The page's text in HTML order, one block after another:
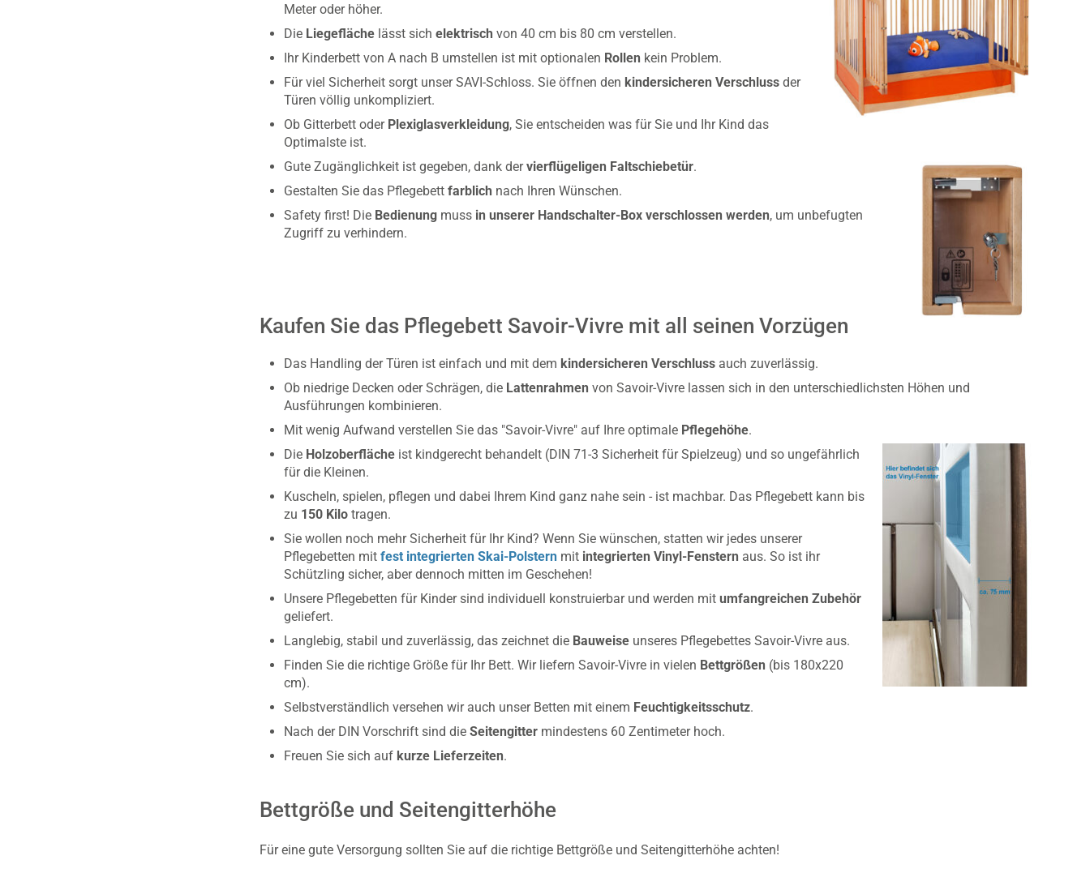
Meter oder höher.
Die Liegefläche lässt sich elektrisch von 40 cm bis 80 cm verstellen.
Ihr Kinderbett von A nach B umstellen ist mit optionalen Rollen kein Problem.
Für viel Sicherheit sorgt unser SAVI-Schloss. Sie öffnen den kindersicheren Verschluss der
Türen völlig unkompliziert.
Ob Gitterbett oder Plexiglasverkleidung, Sie entscheiden was für Sie und Ihr Kind das
Optimalste ist.
Gute Zugänglichkeit ist gegeben, dank dervierflügeligen Faltschiebetür.
Gestalten Sie das Pflegebett farblich nach Ihren Wünschen.
Safety first! Die Bedienung muss in unserer Handschalter-Box verschlossen werden, um unbefugten
Zugriff zu verhindern.
Kaufen Sie das Pflegebett Savoir-Vivre mit all seinen Vorzügen
Das Handling der Türen ist einfach und mit dem kindersicheren Verschluss auch zuverlässig.
Ob niedrige Decken oder Schrägen, die Lattenrahmen von Savoir-Vivre lassen sich in den unterschiedlichsten Höhen und
Ausführungen kombinieren.
Mit wenig Aufwand verstellen Sie das "Savoir-Vivre" auf Ihre optimale Pflegehöhe.
Die Holzoberfläche ist kindgerecht behandelt (DIN 71-3 Sicherheit für Spielzeug) und so ungefährlich
für die Kleinen.
Kuscheln, spielen, pflegen und dabei Ihrem Kind ganz nahe sein - ist machbar. Das Pflegebett kann bis
zu 150 Kilo tragen.
Sie wollen noch mehr Sicherheit für Ihr Kind? Wenn Sie wünschen, statten wir jedes unserer
Pflegebetten mit fest integrierten Skai-Polstern mit integrierten Vinyl-Fenstern aus. So ist ihr
Schützling sicher, aber dennoch mitten im Geschehen!
Unsere Pflegebetten für Kinder sind individuell konstruierbar und werden mit umfangreichen Zubehör
geliefert.
Langlebig, stabil und zuverlässig, das zeichnet die Bauweise unseres Pflegebettes Savoir-Vivre aus.
Finden Sie die richtige Größe für Ihr Bett. Wir liefern Savoir-Vivre in vielen Bettgrößen (bis 180x220
cm).
Selbstverständlich versehen wir auch unser Betten mit einem Feuchtigkeitsschutz.
Nach der DIN Vorschrift sind die Seitengitter mindestens 60 Zentimeter hoch.
Freuen Sie sich auf kurze Lieferzeiten.
Bettgröße und Seitengitterhöhe
Für eine gute Versorgung sollten Sie auf die richtige Bettgröße und Seitengitterhöhe achten!